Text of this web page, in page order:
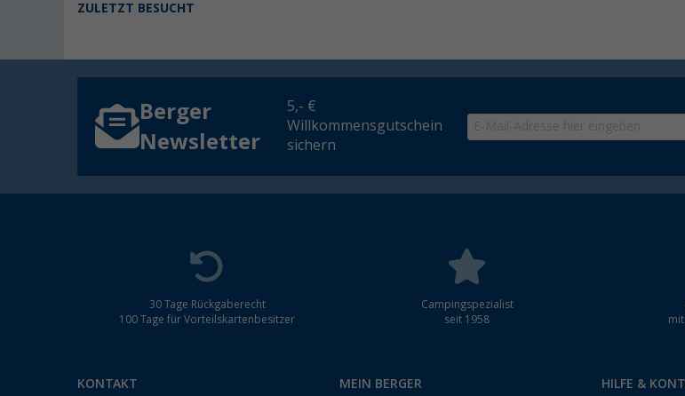
ZULETZT BESUCHT
Berger
Newsletter
5,- €
Willkommensgutschein
sichern
30 Tage Rückgaberecht
100 Tage für Vorteilskartenbesitzer
Campingspezialist
seit 1958
mit
KONTAKT MEIN BERGER HILFE &